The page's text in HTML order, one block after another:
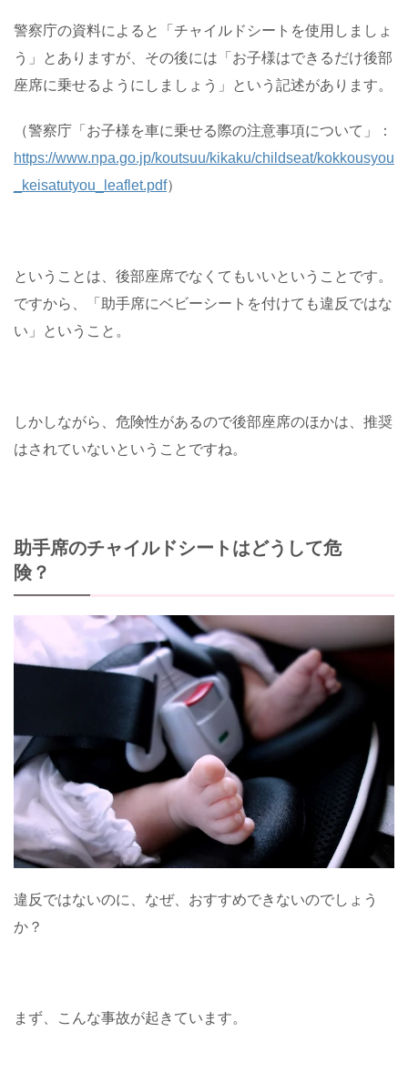
警察庁の資料によると「チャイルドシートを使用しましょ
う」とありますが、その後には「お子様はできるだけ後部
座席に乗せるようにしましょう」という記述があります。
（警察庁「お子様を車に乗せる際の注意事項について」：
https://www.npa.go.jp/koutsuu/kikaku/childseat/kokkousyou
_keisatutyou_leaflet.pdf）
ということは、後部座席でなくてもいいということです。
ですから、「助手席にベビーシートを付けても違反ではな
い」ということ。
しかしながら、危険性があるので後部座席のほかは、推奨
はされていないということですね。
助手席のチャイルドシートはどうして危
険？
違反ではないのに、なぜ、おすすめできないのでしょう
か？
まず、こんな事故が起きています。